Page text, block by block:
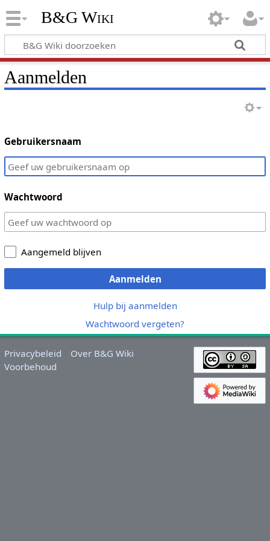
B&G Wiki
Aanmelden
Gebruikersnaam
Wachtwoord
Aangemeld blijven
Aanmelden
Hulp bij aanmelden
Wachtwoord vergeten?
Privacybeleid
Over B&G Wiki
Voorbehoud